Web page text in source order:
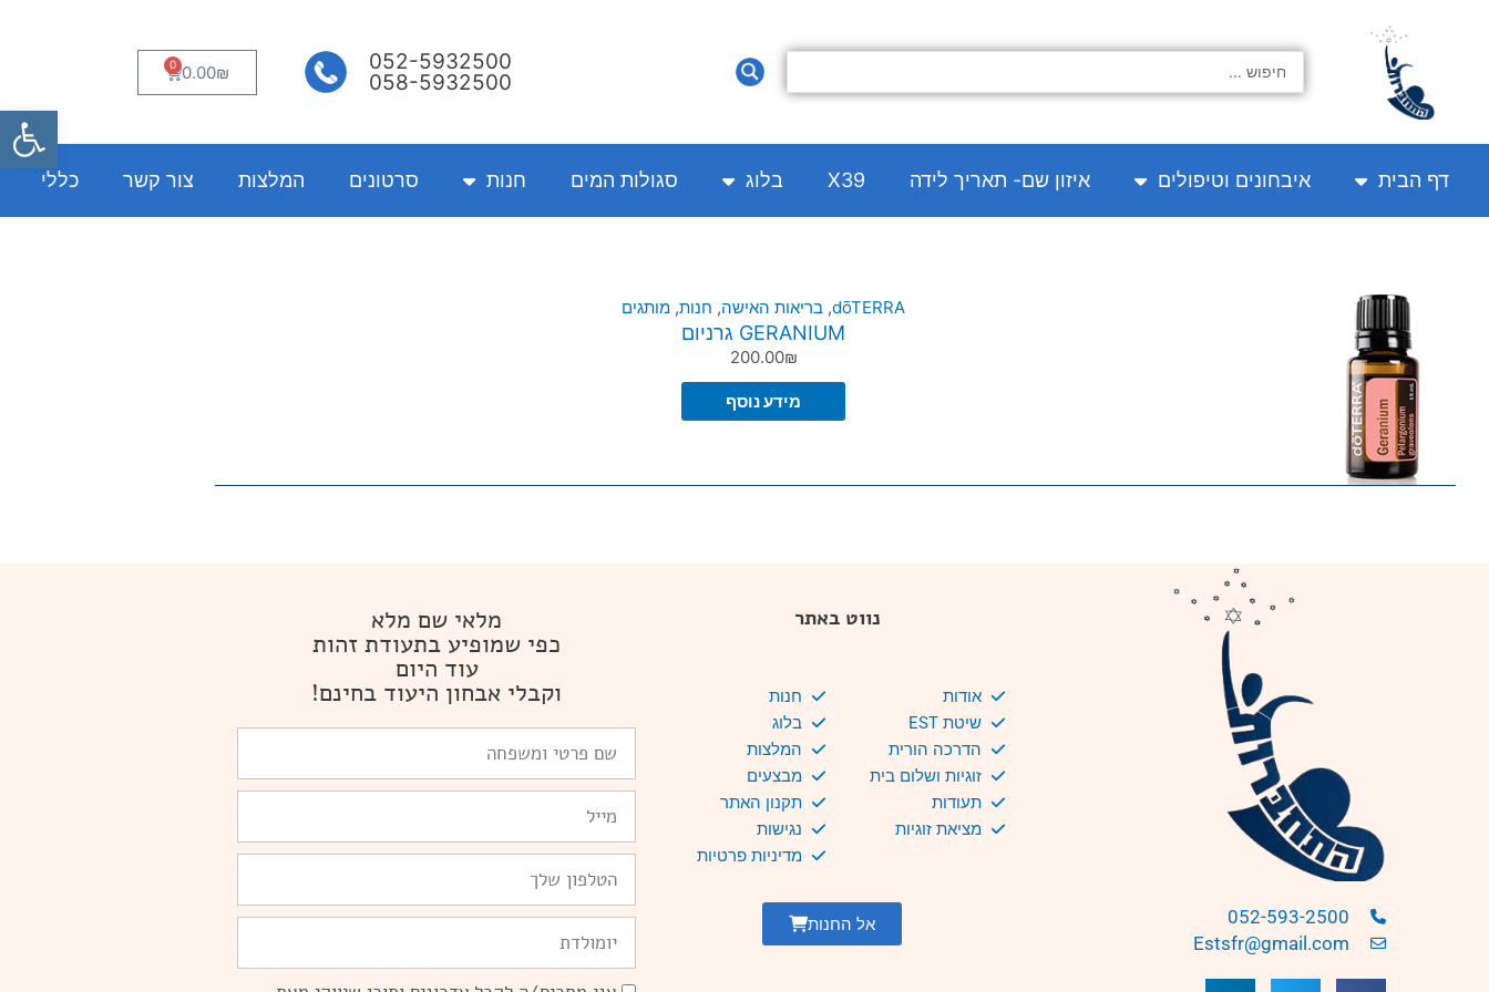
...
052-5932500
058-5932500
0.00₪
0
עגלת
קניות
דף הבית איבחונים וטיפולים איזון שם- תאריך לידה X39 בלוג סגולות המים חנות סרטונים המלצות צור קשר כללי
dōTERRA
, בריאות האישה, חנות, מותגים
GERANIUM גרניום
200.00₪
מידע נוסף
052-593-2500
Estsfr@gmail.com
נווט באתר
אודות
שיטת EST
הדרכה הורית
זוגיות ושלום בית
תעודות
מציאת זוגיות
חנות
בלוג
המלצות
מבצעים
תקנון האתר
נגישות
מדיניות פרטיות
אל החנות
מלאי שם מלא
כפי שמופיע בתעודת זהות
עוד היום
וקבלי אבחון היעוד בחינם!
פרטי
ומשפחה